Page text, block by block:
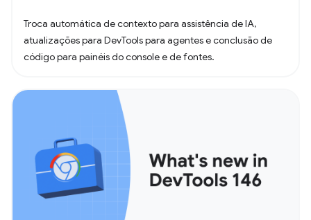
Troca automática de contexto para assistência de IA,
atualizações para DevTools para agentes e conclusão de
código para painéis do console e de fontes.